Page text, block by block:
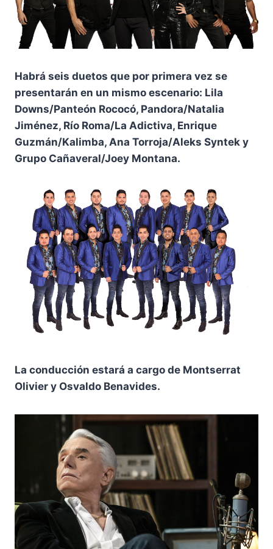
Habrá seis duetos que por primera vez se
presentarán en un mismo escenario: Lila
Downs/Panteón Rococó, Pandora/Natalia
Jiménez, Río Roma/La Adictiva, Enrique
Guzmán/Kalimba, Ana Torroja/Aleks Syntek y
Grupo Cañaveral/Joey Montana.
La conducción estará a cargo de Montserrat
Olivier y Osvaldo Benavides.